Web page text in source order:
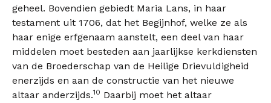
geheel. Bovendien gebiedt Maria Lans, in haar
testament uit 1706, dat het Begijnhof, welke ze als
haar enige erfgenaam aanstelt, een deel van haar
middelen moet besteden aan jaarlijkse kerkdiensten
van de Broederschap van de Heilige Drievuldigheid
enerzijds en aan de constructie van het nieuwe
altaar anderzijds.10 Daarbij moet het altaar